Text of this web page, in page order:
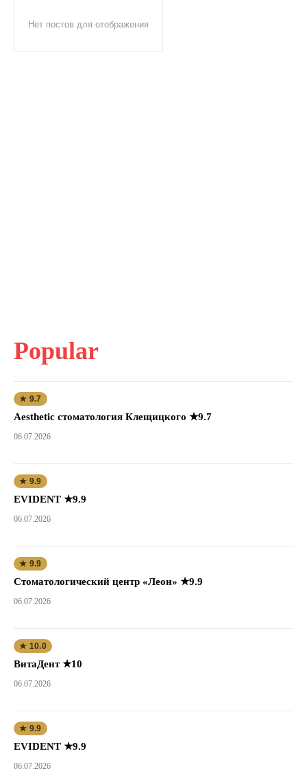
Нет постов для отображения
Popular
★ 9.7
Aesthetic стоматология Клещицкого ★9.7
06.07.2026
★ 9.9
EVIDENT ★9.9
06.07.2026
★ 9.9
Стоматологический центр «Леон» ★9.9
06.07.2026
★ 10.0
ВитаДент ★10
06.07.2026
★ 9.9
EVIDENT ★9.9
06.07.2026